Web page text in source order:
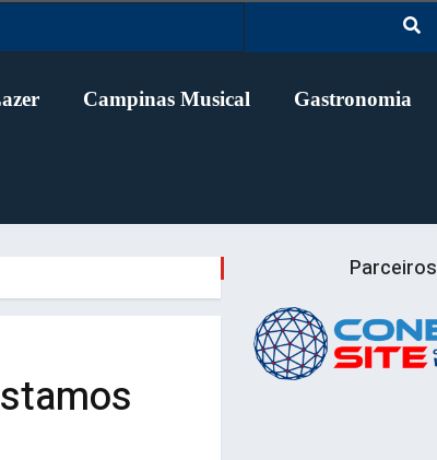
Campinas Musical Gastronomia
Parceiros